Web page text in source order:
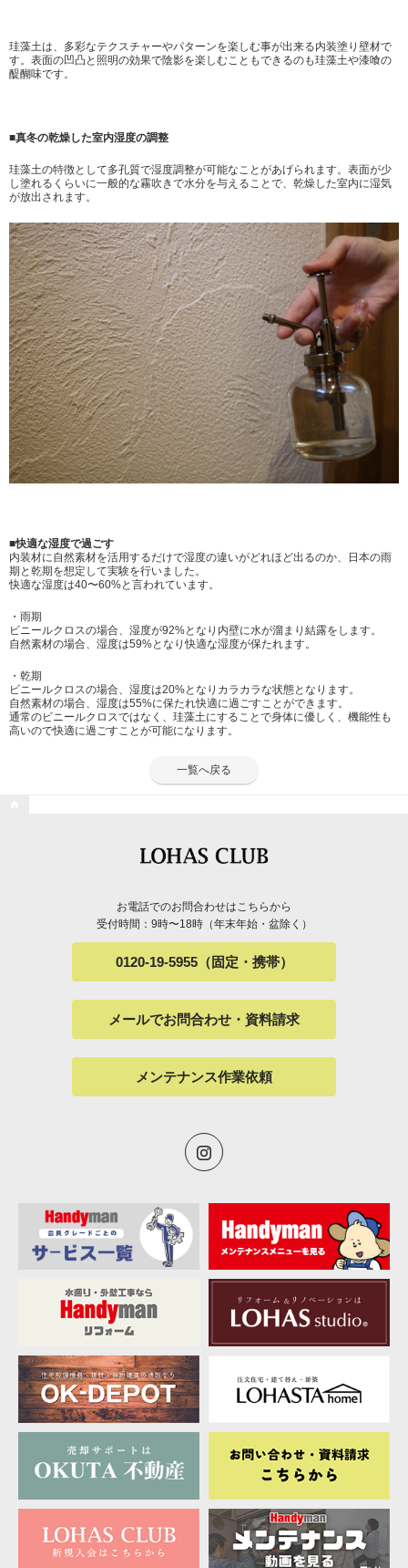
珪藻土は、多彩なテクスチャーやパターンを楽しむ事が出来る内装塗り壁材で
す。表面の凹凸と照明の効果で陰影を楽しむこともできるのも珪藻土や漆喰の
醍醐味です。
■真冬の乾燥した室内湿度の調整
珪藻土の特徴として多孔質で湿度調整が可能なことがあげられます。表面が少
し塗れるくらいに一般的な霧吹きで水分を与えることで、乾燥した室内に湿気
が放出されます。
■快適な湿度で過ごす
内装材に自然素材を活用するだけで湿度の違いがどれほど出るのか、日本の雨
期と乾期を想定して実験を行いました。
快適な湿度は40〜60%と言われています。
・雨期
ビニールクロスの場合、湿度が92%となり内壁に水が溜まり結露をします。
自然素材の場合、湿度は59%となり快適な湿度が保たれます。
・乾期
ビニールクロスの場合、湿度は20%となりカラカラな状態となります。
自然素材の場合、湿度は55%に保たれ快適に過ごすことができます。
通常のビニールクロスではなく、珪藻土にすることで身体に優しく、機能性も
高いので快適に過ごすことが可能になります。
一覧へ戻る
お電話でのお問合わせはこちらから
受付時間：9時〜18時（年末年始・盆除く）
0120-19-5955（固定・携帯）
メールでお問合わせ・資料請求
メンテナンス作業依頼